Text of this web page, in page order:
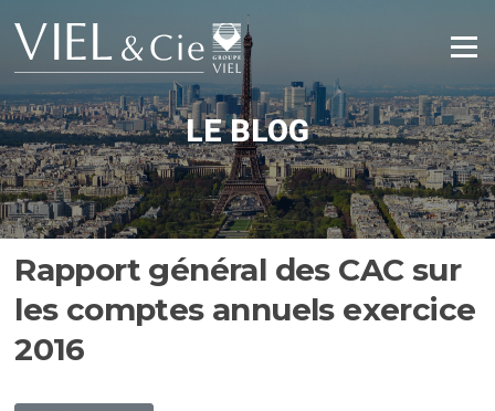
contenu
Menu
LE BLOG
Rapport général des CAC sur
les comptes annuels exercice
2016